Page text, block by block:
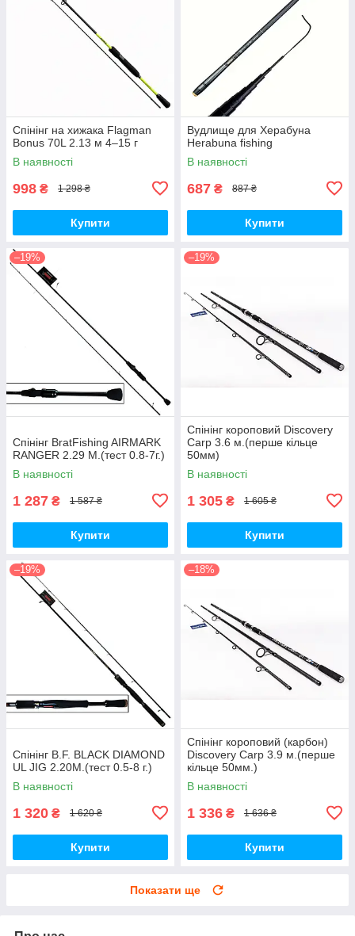
Спінінг на хижака Flagman
Bonus 70L 2.13 м 4–15 г
В наявності
998 ₴ 1 298 ₴
Купити
Вудлище для Херабуна
Herabuna fishing
В наявності
687 ₴ 887 ₴
Купити
–19%
Спінінг BratFishing AIRMARK
RANGER 2.29 М.(тест 0.8-7г.)
В наявності
1 287 ₴ 1 587 ₴
Купити
–19%
Спінінг короповий Discovery
Carp 3.6 м.(перше кільце
50мм)
В наявності
1 305 ₴ 1 605 ₴
Купити
–19%
Спінінг B.F. BLACK DIAMOND
UL JIG 2.20M.(тест 0.5-8 г.)
В наявності
1 320 ₴ 1 620 ₴
Купити
–18%
Спінінг короповий (карбон)
Discovery Carp 3.9 м.(перше
кільце 50мм.)
В наявності
1 336 ₴ 1 636 ₴
Купити
Показати ще